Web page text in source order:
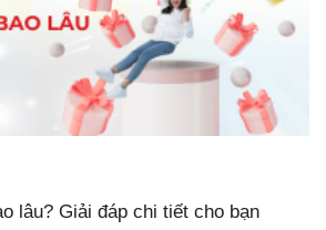
lâu? Giải đáp chi tiết cho bạn